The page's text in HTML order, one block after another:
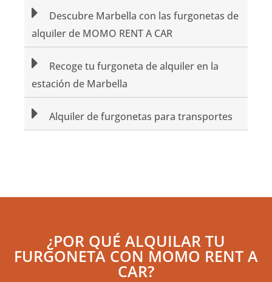
Descubre Marbella con las furgonetas de
alquiler de MOMO RENT A CAR
Recoge tu furgoneta de alquiler en la
estación de Marbella
Alquiler de furgonetas para transportes
¿POR QUÉ ALQUILAR TU
FURGONETA CON MOMO RENT A
CAR?